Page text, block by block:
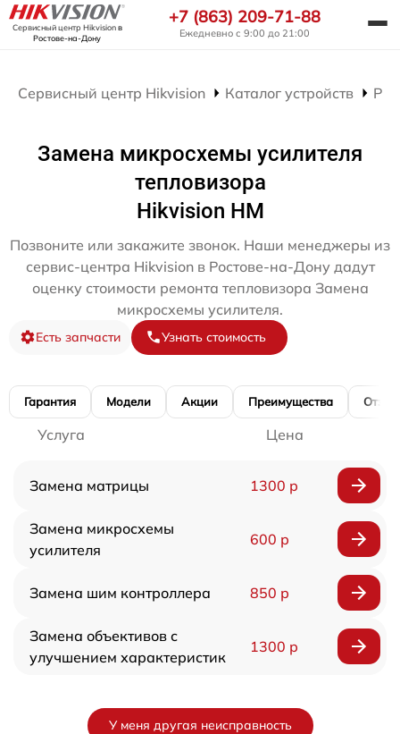
Сервисный центр Hikvisionв
Ростове-на-Дону
+7 (863) 209-71-88
Ежедневно с 9:00 до 21:00
Сервисный центр Hikvision Каталог устройств
Замена микросхемы усилителя
тепловизора
Hikvision HM
Позвоните или закажите звонок. Наши менеджеры из
сервис-центра Hikvision в Ростове-на-Дону дадут
оценку стоимости ремонта тепловизора Замена
микросхемы усилителя.
Есть запчасти Узнать стоимость
Гарантия Модели Акции Преимущества
Услуга Цена
Замена матрицы 1300 р
Замена микросхемы
усилителя
600 р
Замена шим контроллера 850 р
Замена объективов с
улучшением характеристик
1300 р
У меня другая неисправность